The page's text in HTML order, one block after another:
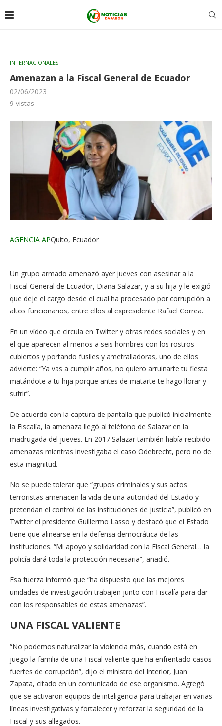
INTERNACIONALES
Amenazan a la Fiscal General de Ecuador
02/06/2023
9 vistas
AGENCIA APQuito, Ecuador
Un grupo armado amenazó ayer jueves con asesinar a la
Fiscal General de Ecuador, Diana Salazar, y a su hija y le exigió
que deje el cargo desde el cual ha procesado por corrupción a
altos funcionarios, entre ellos al expresidente Rafael Correa.
En un vídeo que circula en Twitter y otras redes sociales y en
el que aparecen al menos a seis hombres con los rostros
cubiertos y portando fusiles y ametralladoras, uno de ellos
advierte: “Ya vas a cumplir años, no quiero arruinarte tu fiesta
matándote a tu hija porque antes de matarte te hago llorar y
sufrir”.
De acuerdo con la captura de pantalla que publicó inicialmente
la Fiscalía, la amenaza llegó al teléfono de Salazar en la
madrugada del jueves. En 2017 Salazar también había recibido
amenazas mientras investigaba el caso Odebrecht, pero no de
esta magnitud.
No se puede tolerar que “grupos criminales y sus actos
terroristas amenacen la vida de una autoridad del Estado y
pretendan el control de las instituciones de justicia”, publicó en
Twitter el presidente Guillermo Lasso y destacó que el Estado
tiene que alinearse en la defensa democrática de las
instituciones. “Mi apoyo y solidaridad con la Fiscal General… la
policía dará toda la protección necesaria”, añadió.
Esa fuerza informó que “ha dispuesto que las mejores
unidades de investigación trabajen junto con Fiscalía para dar
con los responsables de estas amenazas”.
UNA FISCAL VALIENTE
“No podemos naturalizar la violencia más, cuando está en
juego la familia de una Fiscal valiente que ha enfrentado casos
fuertes de corrupción”, dijo el ministro del Interior, Juan
Zapata, citado en un comunicado de ese organismo. Agregó
que se activaron equipos de inteligencia para trabajar en varias
líneas investigativas y fortalecer y reforzar la seguridad de la
Fiscal y sus allegados.